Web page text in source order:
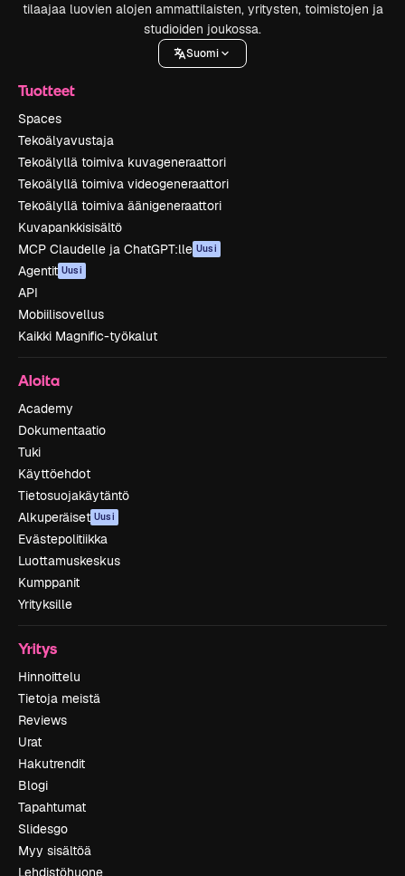
tilaajaa luovien alojen ammattilaisten, yritysten, toimistojen ja
studioiden joukossa.
Suomi
Tuotteet
Spaces
Tekoälyavustaja
Tekoälyllä toimiva kuvageneraattori
Tekoälyllä toimiva videogeneraattori
Tekoälyllä toimiva äänigeneraattori
Kuvapankkisisältö
MCP Claudelle ja ChatGPT:lle Uusi
Agentit Uusi
API
Mobiilisovellus
Kaikki Magnific-työkalut
Aloita
Academy
Dokumentaatio
Tuki
Käyttöehdot
Tietosuojakäytäntö
Alkuperäiset Uusi
Evästepolitiikka
Luottamuskeskus
Kumppanit
Yrityksille
Yritys
Hinnoittelu
Tietoja meistä
Reviews
Urat
Hakutrendit
Blogi
Tapahtumat
Slidesgo
Myy sisältöä
Lehdistöhuone